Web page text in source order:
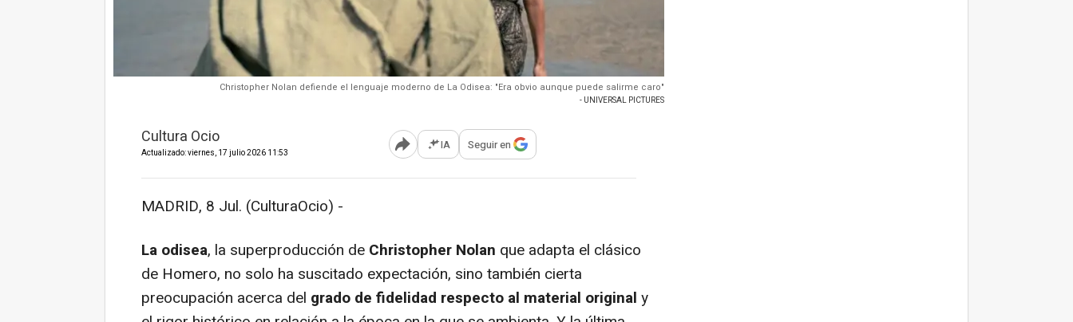
Christopher Nolan defiende el lenguaje moderno de La Odisea: "Era obvio aunque puede salirme caro"
- UNIVERSAL PICTURES
Cultura Ocio
Actualizado: viernes, 17 julio 2026 11:53 Abrir opciones para compartir
IA Seguir en
MADRID, 8 Jul. (CulturaOcio) -
La odisea, la superproducción de Christopher Nolan que adapta el clásico
de Homero, no solo ha suscitado expectación, sino también cierta
preocupación acerca del grado de fidelidad respecto al material original y